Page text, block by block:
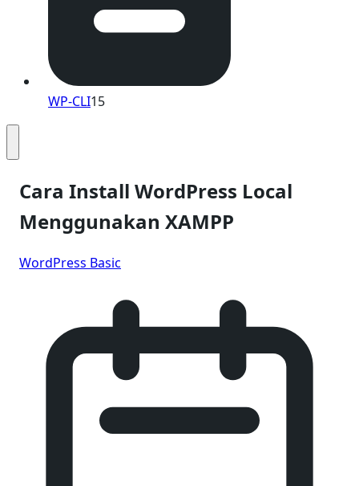
WP-CLI15
Cara Install WordPress Local
Menggunakan XAMPP
WordPress Basic